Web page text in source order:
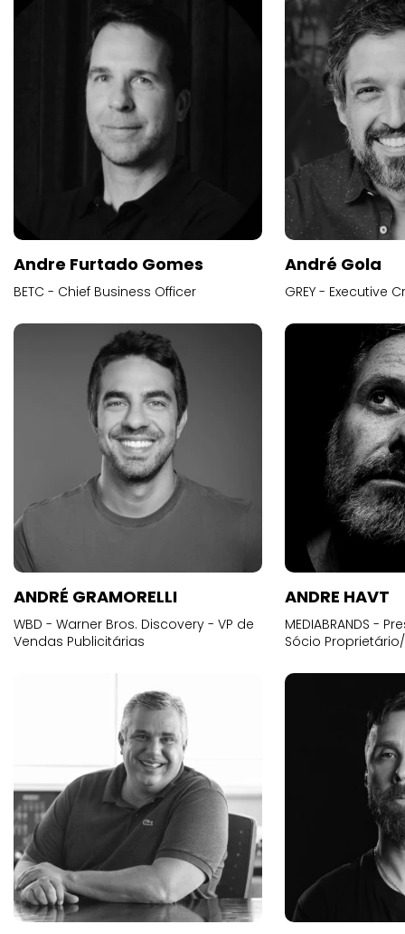
Andre Furtado Gomes
BETC - Chief Business Officer
André Gola
GREY - Executive
ANDRÉ GRAMORELLI
WBD - Warner Bros. Discovery - VP de
Vendas Publicitárias
ANDRE HAVT
MEDIABRANDS -
Sócio